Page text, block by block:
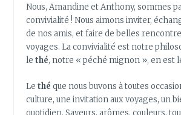
Nous, Amandine et Anthony, sommes
convivialité ! Nous aimons inviter,
de nos amis, et faire de belles
voyages. La convivialité est notre
lethé, notre « péché mignon », en est
Lethé que nous buvons à toutes
culture, une invitation aux voyages, un
quotidien. Saveurs, arômes, couleurs,